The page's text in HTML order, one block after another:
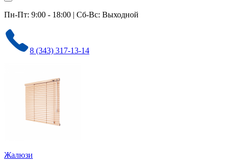
Пн-Пт: 9:00 - 18:00 | Сб-Вс: Выходной
8 (343) 317-13-14
Жалюзи